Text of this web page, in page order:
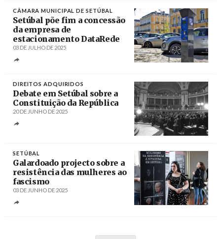
CÂMARA MUNICIPAL DE SETÚBAL
Setúbal põe fim a concessão
da empresa de
estacionamento DataRede
03 DE JULHO DE 2025
DIREITOS ADQUIRIDOS
Debate em Setúbal sobre a
Constituição da República
20 DE JUNHO DE 2025
SETÚBAL
Galardoado projecto sobre a
resistência das mulheres ao
fascismo
03 DE JUNHO DE 2025